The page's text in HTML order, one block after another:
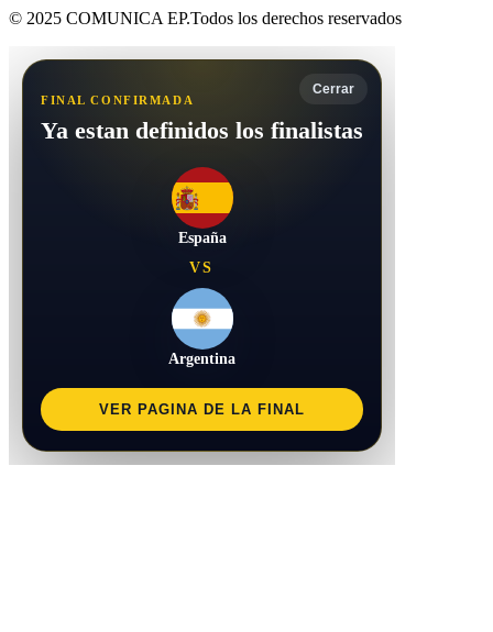
© 2025 COMUNICA EP.Todos los derechos reservados
Cerrar
FINAL CONFIRMADA
Ya estan definidos los finalistas
España
VS
Argentina
VER PAGINA DE LA FINAL